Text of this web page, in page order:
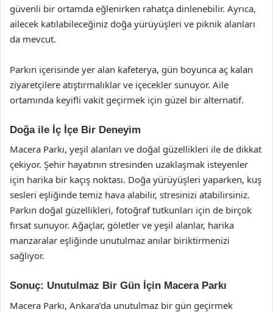
güvenli bir ortamda eğlenirken rahatça dinlenebilir. Ayrıca,
ailecek katılabileceğiniz doğa yürüyüşleri ve piknik alanları
da mevcut.
Parkın içerisinde yer alan kafeterya, gün boyunca aç kalan
ziyaretçilere atıştırmalıklar ve içecekler sunuyor. Aile
ortamında keyifli vakit geçirmek için güzel bir alternatif.
Doğa ile İç İçe Bir Deneyim
Macera Parkı, yeşil alanları ve doğal güzellikleri ile de dikkat
çekiyor. Şehir hayatının stresinden uzaklaşmak isteyenler
için harika bir kaçış noktası. Doğa yürüyüşleri yaparken, kuş
sesleri eşliğinde temiz hava alabilir, stresinizi atabilirsiniz.
Parkın doğal güzellikleri, fotoğraf tutkunları için de birçok
fırsat sunuyor. Ağaçlar, göletler ve yeşil alanlar, harika
manzaralar eşliğinde unutulmaz anılar biriktirmenizi
sağlıyor.
Sonuç: Unutulmaz Bir Gün İçin Macera Parkı
Macera Parkı, Ankara’da unutulmaz bir gün geçirmek